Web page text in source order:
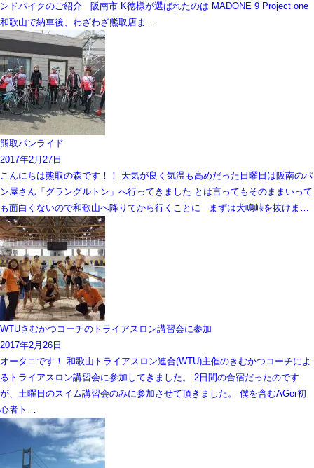
ンドバイクのご紹介 阪南市 K徳様が選ばれたのは MADONE 9 Project one
和歌山で納車後、わざわざ熊取店ま…
熊取パンライド
2017年2月27日
こんにちは熊取の森です！！ 天気が良く気温も高めだった日曜日は阪南のパ
ン屋さん「グラングルトン」へ行ってきました とは言ってもそのままいって
も面白くないので和歌山へ降りてから行くことに まずは犬鳴峠を抜けま…
WTUきむかつコーチのトライアスロン講習会に参加
2017年2月26日
オータニです！ 和歌山トライアスロン連合(WTU)主催のきむかつコーチによ
るトライアスロン講習会に参加してきました。 2日間の合宿だったのです
が、土曜日のスイム講習会のみに参加させて頂きました。 僕を含むAGer初
心者ト…